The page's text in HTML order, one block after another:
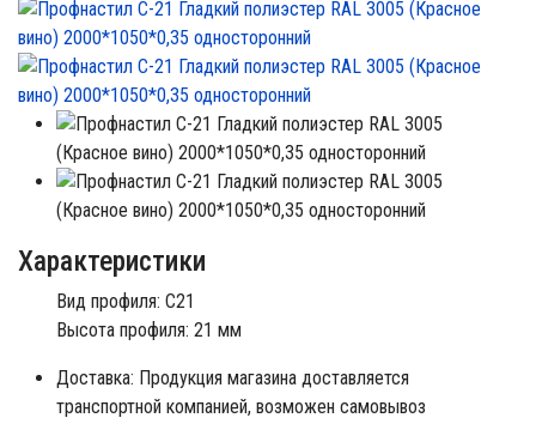
Характеристики
Вид профиля: C21
Высота профиля: 21 мм
Доставка: Продукция магазина доставляется
транспортной компанией, возможен самовывоз